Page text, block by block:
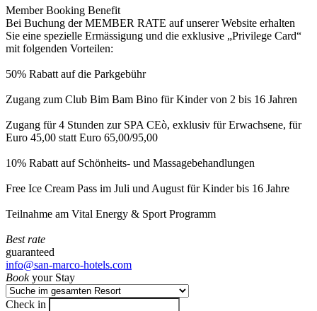
Member Booking Benefit
Bei Buchung der MEMBER RATE auf unserer Website erhalten
Sie eine spezielle Ermässigung und die exklusive „Privilege Card“
mit folgenden Vorteilen:
50% Rabatt auf die Parkgebühr
Zugang zum Club Bim Bam Bino für Kinder von 2 bis 16 Jahren
Zugang für 4 Stunden zur SPA CEò, exklusiv für Erwachsene, für
Euro 45,00 statt Euro 65,00/95,00
10% Rabatt auf Schönheits- und Massagebehandlungen
Free Ice Cream Pass im Juli und August für Kinder bis 16 Jahre
Teilnahme am Vital Energy & Sport Programm
Best rate
guaranteed
info@san-marco-hotels.com
Bookyour Stay
Check in